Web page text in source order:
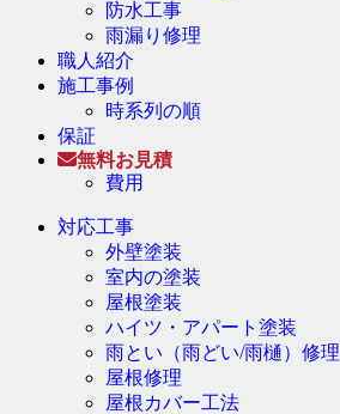
防水工事
雨漏り修理
職人紹介
施工事例
時系列の順
保証
無料お見積
費用
対応工事
外壁塗装
室内の塗装
屋根塗装
ハイツ・アパート塗装
雨とい（雨どい/雨樋）修理
屋根修理
屋根カバー工法